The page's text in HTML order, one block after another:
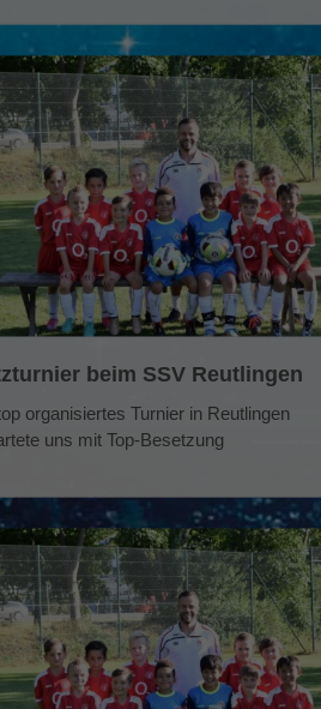
beim SSV Reutlingen
organisiertes Turnier in Reutlingen
uns mit Top-Besetzung